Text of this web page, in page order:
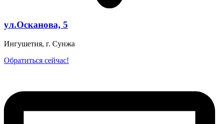
ул.Осканова, 5
Ингушетия, г. Сунжа
Обратиться сейчас!